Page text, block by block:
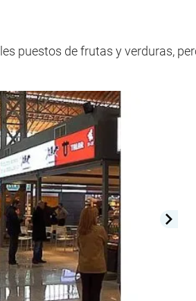
puestos de frutas y verduras,